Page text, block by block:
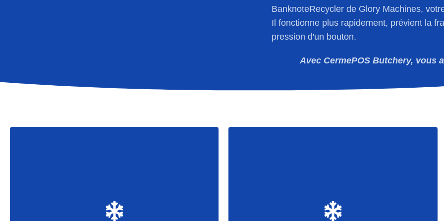
BanknoteRecycler de Glory Machines,
Il fonctionne plus rapidement, prévient la
pression d'un bouton.
Avec CermePOS Butchery, vous
Touches de raccourci, article et groupe
Durée de conservation, perspicacité,